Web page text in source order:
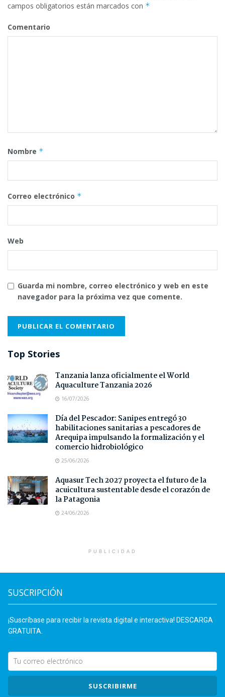
campos obligatorios están marcados con *
Comentario
Nombre *
Correo electrónico *
Web
Guarda mi nombre, correo electrónico y web en este
navegador para la próxima vez que comente.
Top Stories
Tanzania lanza oficialmente el World
Aquaculture Tanzania 2026
16/07/2026
Día del Pescador: Sanipes entregó 30
habilitaciones sanitarias a pescadores de
Arequipa impulsando la formalización y el
comercio hidrobiológico
25/06/2026
Aquasur Tech 2027 proyecta el futuro de la
acuicultura sustentable desde el corazón de
la Patagonia
24/06/2026
PUBLICIDAD
SUSCRIPCIÓN
¡Suscríbase para recibir la revista digital e interactiva! DESCARGA
GRATUITA.
SUSCRIBIRME